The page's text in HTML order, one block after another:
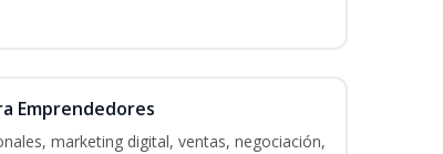
Emprendedores
marketing digital, ventas, negociación,